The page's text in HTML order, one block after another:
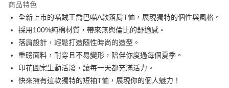
合作金庫商業銀行
華南商業銀行
彰化商業銀行
上海商業儲蓄銀行
台北富邦商業銀行
國泰世華商業銀行
兆豐國際商業銀行
臺灣中小企業銀行
台中商業銀行
匯豐（台灣）商業銀行
華泰商業銀行
聯邦商業銀行
遠東國際商業銀行
元大商業銀行
永豐商業銀行
6 期 0 利率 每期
華南商業銀行
彰化商業銀行
上海商業儲蓄銀行
台北富邦商業銀行
國泰世華商業銀行
兆豐國際商業銀行
臺灣中小企業銀行
台中商業銀行
匯豐（台灣）商業銀行
華泰商業銀行
12 期 0 利率 每期NT$36 21家銀行
合作金庫商業銀行
第一商業銀行
上海商業儲蓄銀行
台北富邦商業銀行
國泰世華商業銀行
兆豐國際商業銀行
臺灣中小企業銀行
台中商業銀行
超商取貨付款
LINE Pay
Apple Pay
商品特色
全新上市的喵賊王喬巴喵A款落肩T恤，展現獨特的個性與風格。
採用100%純棉材質，帶來無與倫比的舒適感。
落肩設計，輕鬆打造隨性時尚的造型。
重磅面料，耐穿且不易變形，陪伴你度過每個夏季。
印花圖案生動活潑，讓每一天都充滿活力。
快來擁有這款獨特的短袖T恤，展現你的個人魅力！